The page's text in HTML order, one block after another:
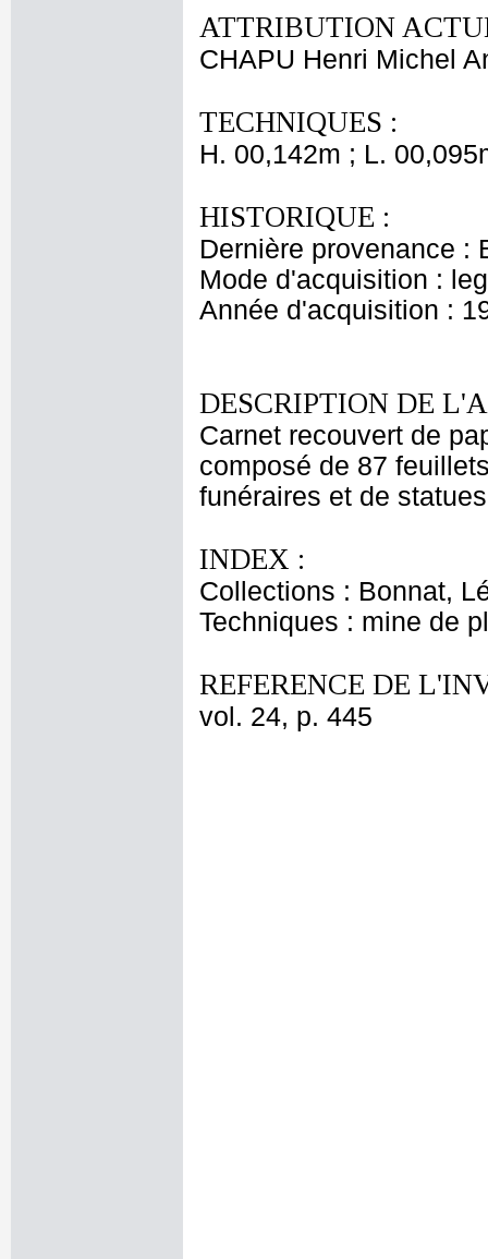
ATTRIBUTION
CHAPU Henri Michel
TECHNIQUES :
H. 00,142m ; L.
HISTORIQUE :
Dernière provenance :
Mode d'acquisition :
Année d'acquisition :
DESCRIPTION DE
Carnet recouvert de
composé de 87
funéraires et de
INDEX :
Collections : Bonnat,
Techniques : mine de
REFERENCE DE
vol. 24, p. 445